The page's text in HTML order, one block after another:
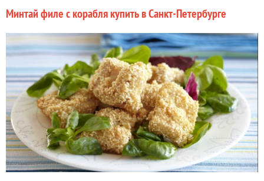
Минтай филе с корабля купить в Санкт-Петербурге